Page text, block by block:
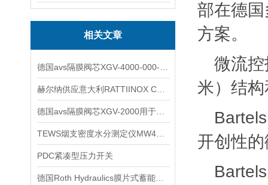
相关文章
PDC紧凑型压力开关
部在德
方案。
微流
米）结
开创性